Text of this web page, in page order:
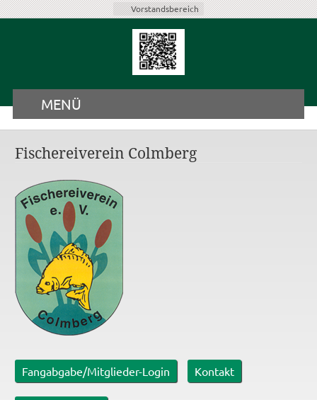
Vorstandsbereich
MENÜ
Fischereiverein Colmberg
Fangabgabe/Mitglieder-Login Kontakt